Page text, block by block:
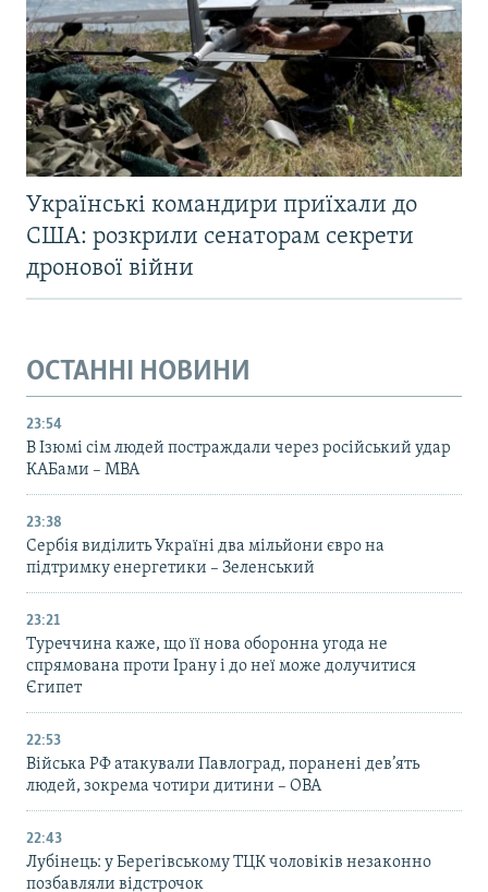
Українські командири приїхали до
США: розкрили сенаторам секрети
дронової війни
ОСТАННІ НОВИНИ
23:54
В Ізюмі сім людей постраждали через російський удар
КАБами – МВА
23:38
Сербія виділить Україні два мільйони євро на
підтримку енергетики – Зеленський
23:21
Туреччина каже, що її нова оборонна угода не
спрямована проти Ірану і до неї може долучитися
Єгипет
22:53
Війська РФ атакували Павлоград, поранені дев’ять
людей, зокрема чотири дитини – ОВА
22:43
Лубінець: у Берегівському ТЦК чоловіків незаконно
позбавляли відстрочок